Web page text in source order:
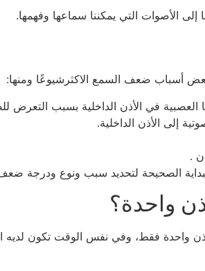
الأصوات التي يمكننا سماعها وفهمها.
أسباب ضعف السمع الاكثرشيوعًا ومنها:
العصبية في الأذن الداخلية بسبب
إلى الأذن الداخلية.
.
الصحيحة لتحديد سبب ونوع ودرجة
واحدة؟
فقط، وفي نفس الوقت تكون لديه